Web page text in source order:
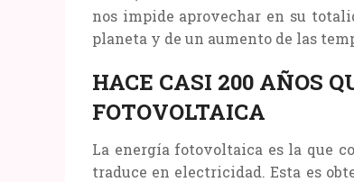
nos impide aprovechar en su
planeta y de un aumento de las
HACE CASI 200 AÑOS
FOTOVOLTAICA
La energía fotovoltaica es la que
traduce en electricidad. Esta es